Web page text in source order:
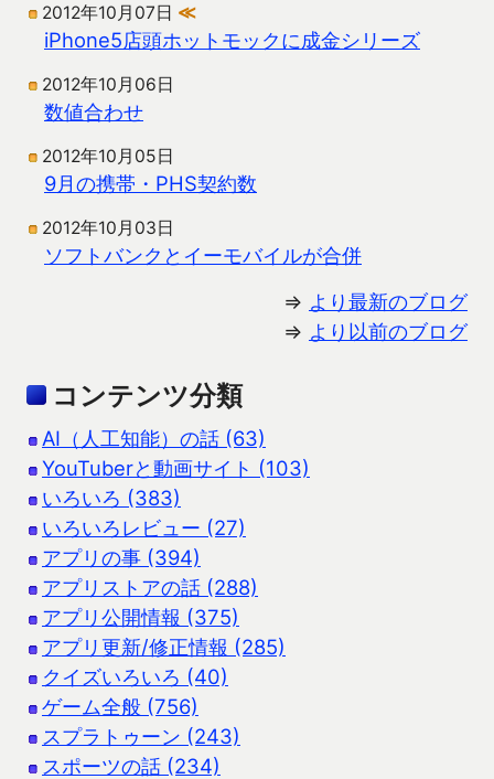
2012年10月07日 ≪
iPhone5店頭ホットモックに成金シリーズ
2012年10月06日
数値合わせ
2012年10月05日
9月の携帯・PHS契約数
2012年10月03日
ソフトバンクとイーモバイルが合併
⇒ より最新のブログ
⇒ より以前のブログ
コンテンツ分類
AI（人工知能）の話 (63)
YouTuberと動画サイト (103)
いろいろ (383)
いろいろレビュー (27)
アプリの事 (394)
アプリストアの話 (288)
アプリ公開情報 (375)
アプリ更新/修正情報 (285)
クイズいろいろ (40)
ゲーム全般 (756)
スプラトゥーン (243)
スポーツの話 (234)